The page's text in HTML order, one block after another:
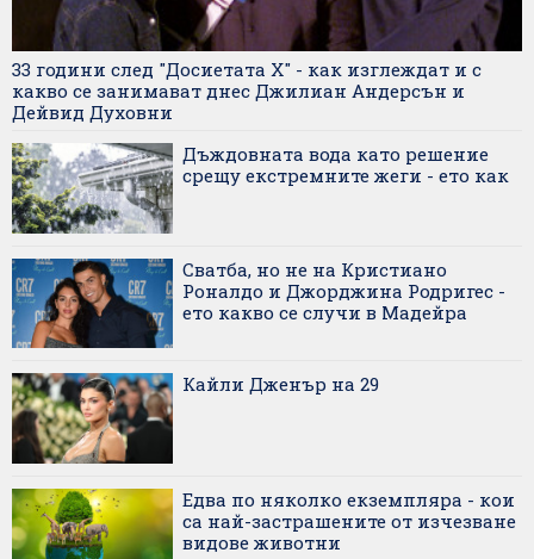
33 години след "Досиетата X" - как изглеждат и с
какво се занимават днес Джилиан Андерсън и
Дейвид Духовни
Дъждовната вода като решение
срещу екстремните жеги - ето как
Сватба, но не на Кристиано
Роналдо и Джорджина Родригес -
ето какво се случи в Мадейра
Кайли Дженър на 29
Едва по няколко екземпляра - кои
са най-застрашените от изчезване
видове животни